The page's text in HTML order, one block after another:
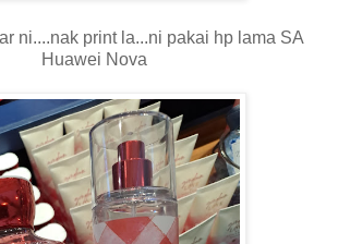
ni....nak print la...ni pakai hp lama SA
Huawei Nova